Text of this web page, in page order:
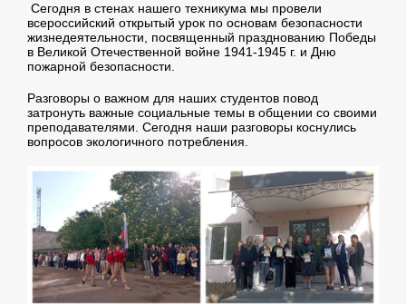
Сегодня в стенах нашего техникума мы провели
всероссийский открытый урок по основам безопасности
жизнедеятельности, посвященный празднованию Победы
в Великой Отечественной войне 1941-1945 г. и Дню
пожарной безопасности.
Разговоры о важном для наших студентов повод
затронуть важные социальные темы в общении со своими
преподавателями. Сегодня наши разговоры коснулись
вопросов экологичного потребления.